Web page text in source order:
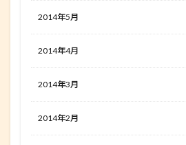
2014年5月
2014年4月
2014年3月
2014年2月